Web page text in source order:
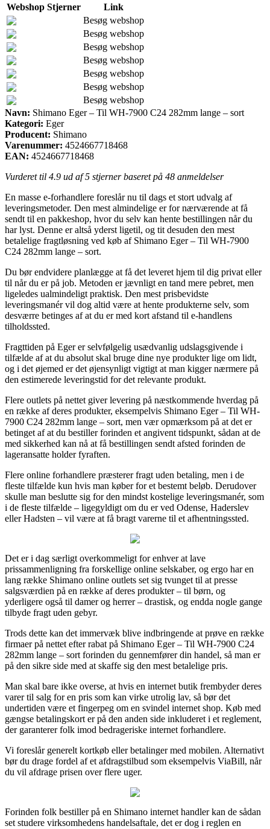
Webshop Stjerner
Link
Besøg webshop
Besøg webshop
Besøg webshop
Besøg webshop
Besøg webshop
Besøg webshop
Besøg webshop
Navn: Shimano Eger – Til WH-7900 C24 282mm lange – sort
Kategori: Eger
Producent: Shimano
Varenummer: 4524667718468
EAN: 4524667718468
Vurderet til 4.9 ud af 5 stjerner baseret på 48 anmeldelser
En masse e-forhandlere foreslår nu til dags et stort udvalg af
leveringsmetoder. Den mest almindelige er for nærværende at få
sendt til en pakkeshop, hvor du selv kan hente bestillingen når du
har lyst. Denne er altså yderst ligetil, og tit desuden den mest
betalelige fragtløsning ved køb af Shimano Eger – Til WH-7900
C24 282mm lange – sort.
Du bør endvidere planlægge at få det leveret hjem til dig privat eller
til når du er på job. Metoden er jævnligt en tand mere pebret, men
ligeledes ualmindeligt praktisk. Den mest prisbevidste
leveringsmanér vil dog altid være at hente produkterne selv, som
desværre betinges af at du er med kort afstand til e-handlens
tilholdssted.
Fragttiden på Eger er selvfølgelig usædvanlig udslagsgivende i
tilfælde af at du absolut skal bruge dine nye produkter lige om lidt,
og i det øjemed er det øjensynligt vigtigt at man kigger nærmere på
den estimerede leveringstid for det relevante produkt.
Flere outlets på nettet giver levering på næstkommende hverdag på
en række af deres produkter, eksempelvis Shimano Eger – Til WH-
7900 C24 282mm lange – sort, men vær opmærksom på at det er
betinget af at du bestiller forinden et angivent tidspunkt, sådan at de
med sikkerhed kan nå at få bestillingen sendt afsted forinden de
lageransatte holder fyraften.
Flere online forhandlere præsterer fragt uden betaling, men i de
fleste tilfælde kun hvis man køber for et bestemt beløb. Derudover
skulle man beslutte sig for den mindst kostelige leveringsmanér, som
i de fleste tilfælde – ligegyldigt om du er ved Odense, Haderslev
eller Hadsten – vil være at få bragt varerne til et afhentningssted.
Det er i dag særligt overkommeligt for enhver at lave
prissammenligning fra forskellige online selskaber, og ergo har en
lang række Shimano online outlets set sig tvunget til at presse
salgsværdien på en række af deres produkter – til børn, og
yderligere også til damer og herrer – drastisk, og endda nogle gange
tilbyde fragt uden gebyr.
Trods dette kan det immervæk blive indbringende at prøve en række
firmaer på nettet efter rabat på Shimano Eger – Til WH-7900 C24
282mm lange – sort forinden du gennemfører din handel, så man er
på den sikre side med at skaffe sig den mest betalelige pris.
Man skal bare ikke overse, at hvis en internet butik frembyder deres
varer til salg for en pris som kan virke utrolig lav, så bør det
undertiden være et fingerpeg om en svindel internet shop. Køb med
gængse betalingskort er på den anden side inkluderet i et reglement,
der garanterer folk imod bedrageriske internet forhandlere.
Vi foreslår generelt kortkøb eller betalinger med mobilen. Alternativt
bør du drage fordel af et afdragstilbud som eksempelvis ViaBill, når
du vil afdrage prisen over flere uger.
Forinden folk bestiller på en Shimano internet handler kan de sådan
set studere virksomhedens handelsaftale, det er dog i reglen en